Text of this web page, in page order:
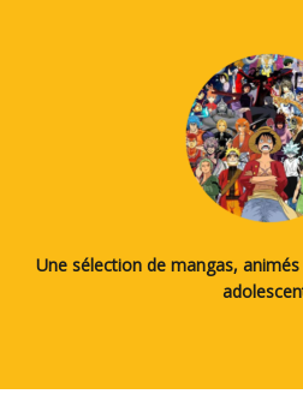
Une sélection de mangas,